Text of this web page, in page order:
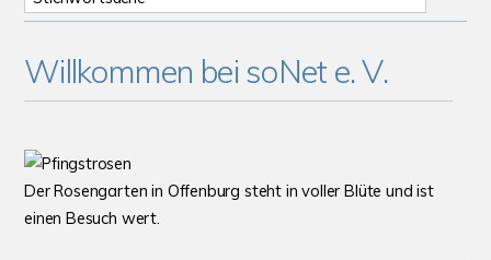
Willkommen bei soNet e. V.
Der Rosengarten in Offenburg steht in voller Blüte und ist
einen Besuch wert.